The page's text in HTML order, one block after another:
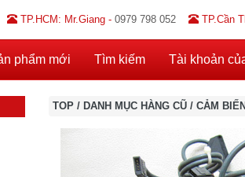
TP.HCM: Mr.Giang - 0979 798 052 TP.Cần
phẩm mới Tìm kiếm Tài khoản
TOP/ DANH MỤC HÀNG CŨ/ CẢM BIẾN